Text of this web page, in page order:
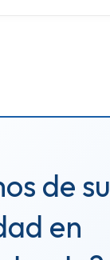
de su
en